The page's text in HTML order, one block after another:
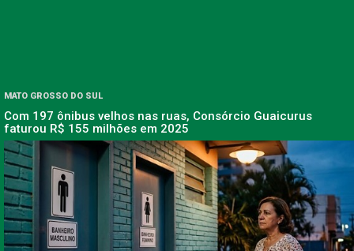
MATO GROSSO DO SUL
Com 197 ônibus velhos nas ruas, Consórcio Guaicurus
faturou R$ 155 milhões em 2025